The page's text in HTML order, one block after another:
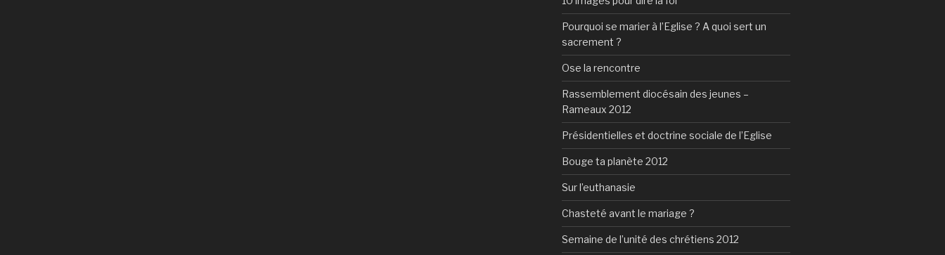
Pourquoi se marier à l’Eglise ? A quoi sert un
sacrement ?
Ose la rencontre
Rassemblement diocésain des jeunes –
Rameaux 2012
Présidentielles et doctrine sociale de l’Eglise
Bouge ta planète 2012
Sur l’euthanasie
Chasteté avant le mariage ?
Semaine de l’unité des chrétiens 2012